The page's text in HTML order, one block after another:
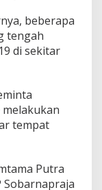
beberapa
tengah
di sekitar
tempat
Putra
Sobarnapraja